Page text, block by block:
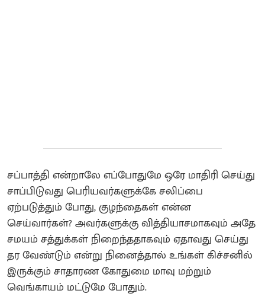
சப்பாத்தி என்றாலே எப்போதுமே ஒரே மாதிரி செய்து
சாப்பிடுவது பெரியவர்களுக்கே சலிப்பை
ஏற்படுத்தும் போது, குழந்தைகள் என்ன
செய்வார்கள்? அவர்களுக்கு வித்தியாசமாகவும் அதே
சமயம் சத்துக்கள் நிறைந்ததாகவும் ஏதாவது செய்து
தர வேண்டும் என்று நினைத்தால் உங்கள் கிச்சனில்
இருக்கும் சாதாரண கோதுமை மாவு மற்றும்
வெங்காயம் மட்டுமே போதும்.